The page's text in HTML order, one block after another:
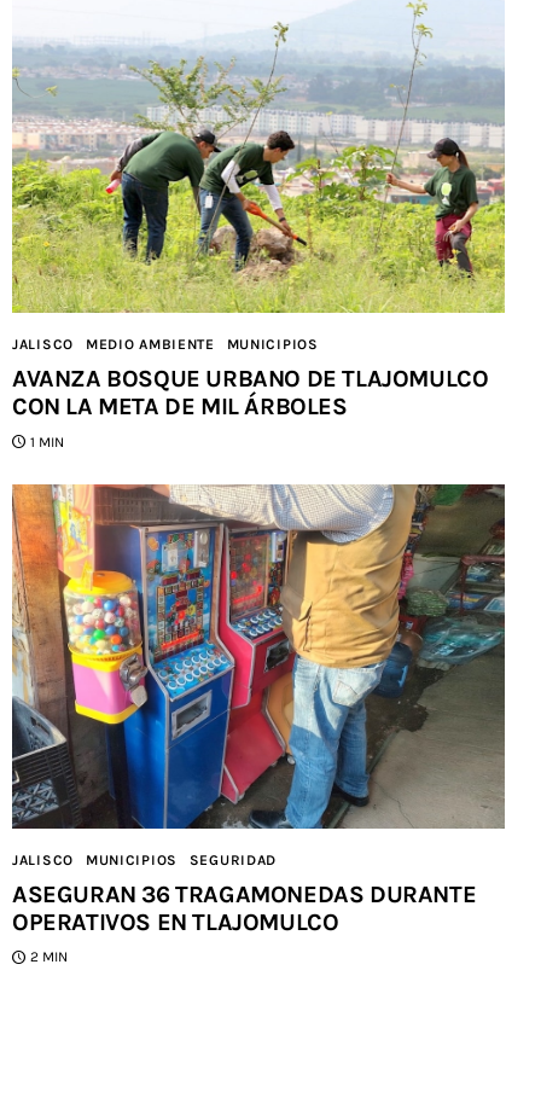
JALISCO MEDIO AMBIENTE MUNICIPIOS
AVANZA BOSQUE URBANO DE TLAJOMULCO
CON LA META DE MIL ÁRBOLES
1 MIN
JALISCO MUNICIPIOS SEGURIDAD
ASEGURAN 36 TRAGAMONEDAS DURANTE
OPERATIVOS EN TLAJOMULCO
2 MIN